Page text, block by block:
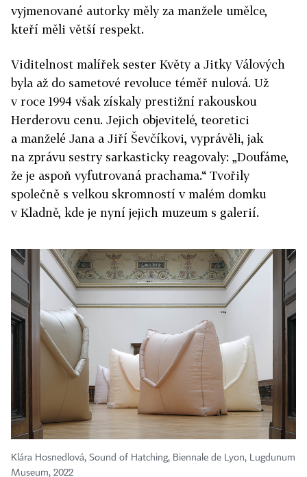
vyjmenované autorky měly za manžele umělce,
kteří měli větší respekt.
Viditelnost malířek sester Květy a Jitky Válových
byla až do sametové revoluce téměř nulová. Už
v roce 1994 však získaly prestižní rakouskou
Herderovu cenu. Jejich objevitelé, teoretici
a manželé Jana a Jiří Ševčíkovi, vyprávěli, jak
na zprávu sestry sarkasticky reagovaly: „Doufáme,
že je aspoň vyfutrovaná prachama.“ Tvořily
společně s velkou skromností v malém domku
v Kladně, kde je nyní jejich muzeum s galerií.
Klára Hosnedlová, Sound of Hatching, Biennale de Lyon, Lugdunum
Museum, 2022